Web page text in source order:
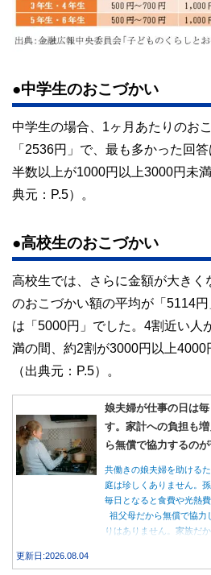
●中学生のおこづかい
中学生の場合、1ヶ月あたりのお
「2536円」で、最も多かった回
半数以上が1000円以上3000円未
典元：P.5）。
●高校生のおこづかい
高校生では、さらに金額が大きく
のおこづかい額の平均が「5114
は「5000円」でした。4割近い人
満の間、約2割が3000円以上4000
（出典元：P.5）。
娘夫婦が仕事の日は
す。家計への負担も
ら無償で協力するの
共働きの娘夫婦を助ける
庭は珍しくありません。
毎日となると食費や光熱
祖父母だから無償で協力
りはありません。家族だ
更新日:2026.08.04